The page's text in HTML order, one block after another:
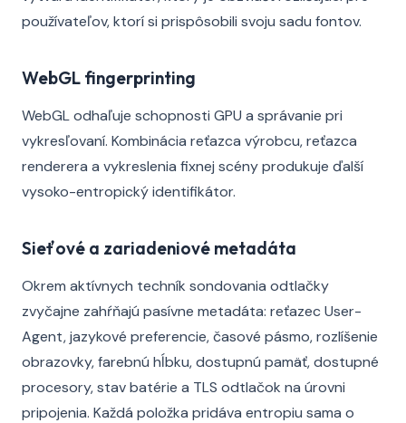
používateľov, ktorí si prispôsobili svoju sadu fontov.
WebGL fingerprinting
WebGL odhaľuje schopnosti GPU a správanie pri
vykresľovaní. Kombinácia reťazca výrobcu, reťazca
renderera a vykreslenia fixnej scény produkuje ďalší
vysoko-entropický identifikátor.
Sieťové a zariadeniové metadáta
Okrem aktívnych techník sondovania odtlačky
zvyčajne zahŕňajú pasívne metadáta: reťazec User-
Agent, jazykové preferencie, časové pásmo, rozlíšenie
obrazovky, farebnú hĺbku, dostupnú pamäť, dostupné
procesory, stav batérie a TLS odtlačok na úrovni
pripojenia. Každá položka pridáva entropiu sama o